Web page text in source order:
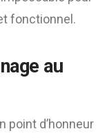
fonctionnel.
au
point d’honneur